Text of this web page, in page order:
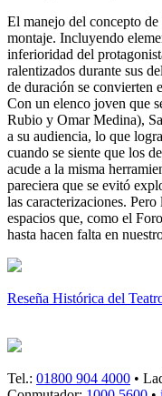
El manejo del concepto de
montaje. Incluyendo
inferioridad del
ralentizados durante sus
de duración se convierten
Con un elenco joven que
Rubio y Omar Medina),
a su audiencia, lo que
cuando se siente que los
acude a la misma
pareciera que se evitó
las caracterizaciones.
espacios que, como el
hasta hacen falta en
Reseña Histórica del
Tel.: 01800 904 4000 •